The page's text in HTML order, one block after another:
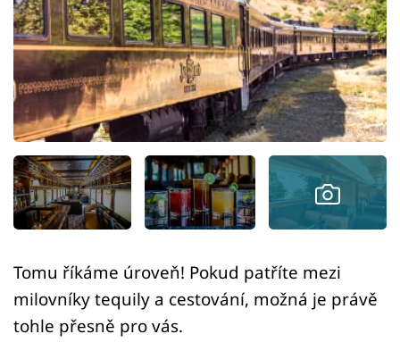
Videa
Sledujte prima+
Přihlášení
Sledujte nás
Tomu říkáme úroveň! Pokud patříte mezi
milovníky tequily a cestování, možná je právě
tohle přesně pro vás.